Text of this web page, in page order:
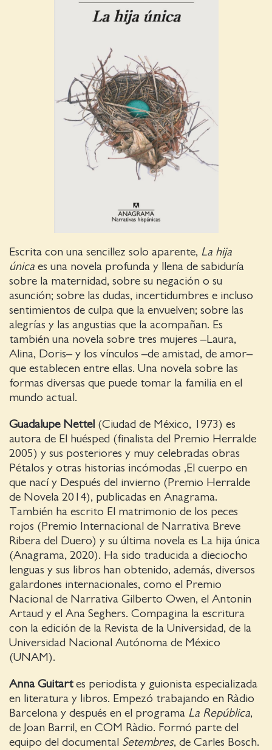
Escrita con una sencillez solo aparente, La hija
única es una novela profunda y llena de sabiduría
sobre la maternidad, sobre su negación o su
asunción; sobre las dudas, incertidumbres e incluso
sentimientos de culpa que la envuelven; sobre las
alegrías y las angustias que la acompañan. Es
también una novela sobre tres mujeres –Laura,
Alina, Doris– y los vínculos –de amistad, de amor–
que establecen entre ellas. Una novela sobre las
formas diversas que puede tomar la familia en el
mundo actual.
Guadalupe Nettel (Ciudad de México, 1973) es
autora de El huésped (finalista del Premio Herralde
2005) y sus posteriores y muy celebradas obras
Pétalos y otras historias incómodas ,El cuerpo en
que nací y Después del invierno (Premio Herralde
de Novela 2014), publicadas en Anagrama.
También ha escrito El matrimonio de los peces
rojos (Premio Internacional de Narrativa Breve
Ribera del Duero) y su última novela es La hija única
(Anagrama, 2020). Ha sido traducida a dieciocho
lenguas y sus libros han obtenido, además, diversos
galardones internacionales, como el Premio
Nacional de Narrativa Gilberto Owen, el Antonin
Artaud y el Ana Seghers. Compagina la escritura
con la edición de la Revista de la Universidad, de la
Universidad Nacional Autónoma de México
(UNAM).
Anna Guitartes periodista y guionista especializada
en literatura y libros. Empezó trabajando en Ràdio
Barcelona y después en el programa La República,
de Joan Barril, en COM Ràdio. Formó parte del
equipo del documental Setembres, de Carles Bosch.